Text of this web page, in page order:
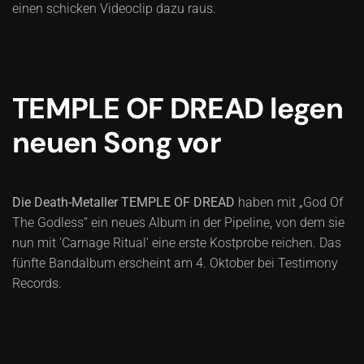
einen schicken Videoclip dazu raus.
TEMPLE OF DREAD legen
neuen Song vor
Die Death-Metaller TEMPLE OF DREAD haben mit „God Of
The Godless“ ein neues Album in der Pipeline, von dem sie
nun mit 'Carnage Ritual' eine erste Kostprobe reichen. Das
fünfte Bandalbum erscheint am 4. Oktober bei Testimony
Records.